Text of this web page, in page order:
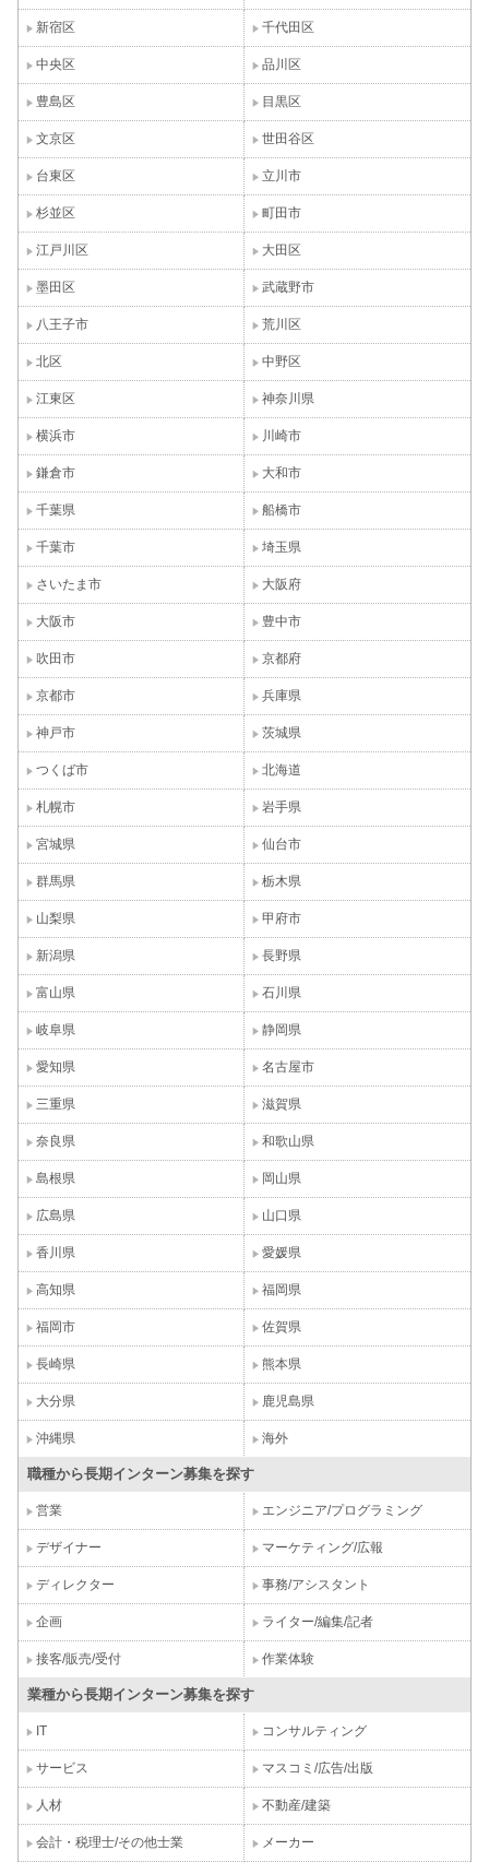
新宿区 千代田区
中央区 品川区
豊島区 目黒区
文京区 世田谷区
台東区 立川市
杉並区 町田市
江戸川区 大田区
墨田区 武蔵野市
八王子市 荒川区
北区 中野区
江東区 神奈川県
横浜市 川崎市
鎌倉市 大和市
千葉県 船橋市
千葉市 埼玉県
さいたま市 大阪府
大阪市 豊中市
吹田市 京都府
京都市 兵庫県
神戸市 茨城県
つくば市 北海道
札幌市 岩手県
宮城県 仙台市
群馬県 栃木県
山梨県 甲府市
新潟県 長野県
富山県 石川県
岐阜県 静岡県
愛知県 名古屋市
三重県 滋賀県
奈良県 和歌山県
島根県 岡山県
広島県 山口県
香川県 愛媛県
高知県 福岡県
福岡市 佐賀県
長崎県 熊本県
大分県 鹿児島県
沖縄県 海外
職種から長期インターン募集を探す
営業 エンジニア/プログラミング
デザイナー マーケティング/広報
ディレクター 事務/アシスタント
企画 ライター/編集/記者
接客/販売/受付 作業体験
業種から長期インターン募集を探す
IT コンサルティング
サービス マスコミ/広告/出版
人材 不動産/建築
会計・税理士/その他士業 メーカー